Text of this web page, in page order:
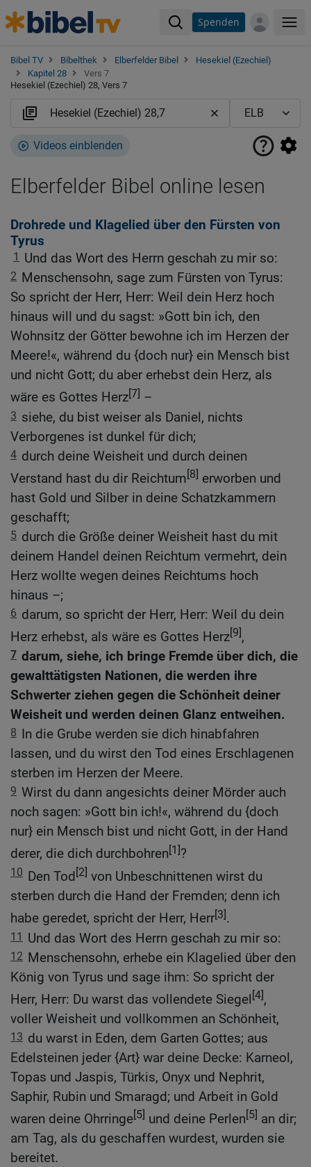
Spenden
Bibel TV Bibelthek Elberfelder Bibel
Hesekiel (Ezechiel)
Kapitel 28
Vers 7
Hesekiel (Ezechiel) 28, Vers 7
Videos einblenden
Elberfelder Bibel online lesen
Drohrede und Klagelied über den Fürsten von
Tyrus
1 Und das Wort des Herrn geschah zu mir so:
2 Menschensohn, sage zum Fürsten von Tyrus:
So spricht der Herr, Herr: Weil dein Herz hoch
hinaus will und du sagst: »Gott bin ich, den
Wohnsitz der Götter bewohne ich im Herzen der
Meere!«, während du {doch nur} ein Mensch bist
und nicht Gott; du aber erhebst dein Herz, als
wäre es Gottes Herz[7] –
3 siehe, du bist weiser als Daniel, nichts
Verborgenes ist dunkel für dich;
4 durch deine Weisheit und durch deinen
Verstand hast du dir Reichtum[8] erworben und
hast Gold und Silber in deine Schatzkammern
geschafft;
5 durch die Größe deiner Weisheit hast du mit
deinem Handel deinen Reichtum vermehrt, dein
Herz wollte wegen deines Reichtums hoch
hinaus –;
6 darum, so spricht der Herr, Herr: Weil du dein
Herz erhebst, als wäre es Gottes Herz[9],
7 darum, siehe, ich bringe Fremde über dich, die
gewalttätigsten Nationen, die werden ihre
Schwerter ziehen gegen die Schönheit deiner
Weisheit und werden deinen Glanz entweihen.
8 In die Grube werden sie dich hinabfahren
lassen, und du wirst den Tod eines Erschlagenen
sterben im Herzen der Meere.
9 Wirst du dann angesichts deiner Mörder auch
noch sagen: »Gott bin ich!«, während du {doch
nur} ein Mensch bist und nicht Gott, in der Hand
derer, die dich durchbohren[1]?
10 Den Tod[2] von Unbeschnittenen wirst du
sterben durch die Hand der Fremden; denn ich
habe geredet, spricht der Herr, Herr[3].
11 Und das Wort des Herrn geschah zu mir so:
12 Menschensohn, erhebe ein Klagelied über den
König von Tyrus und sage ihm: So spricht der
Herr, Herr: Du warst das vollendete Siegel [4],
voller Weisheit und vollkommen an Schönheit,
13 du warst in Eden, dem Garten Gottes; aus
Edelsteinen jeder {Art} war deine Decke: Karneol,
Topas und Jaspis, Türkis, Onyx und Nephrit,
Saphir, Rubin und Smaragd; und Arbeit in Gold
waren deine Ohrringe[5] und deine Perlen[5] an dir;
am Tag, als du geschaffen wurdest, wurden sie
bereitet.